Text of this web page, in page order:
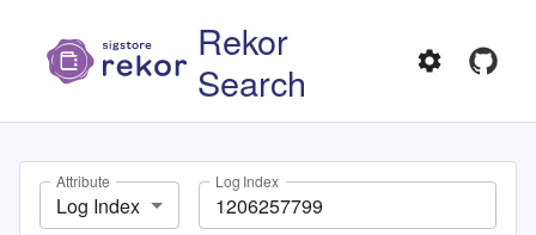
Rekor
Search
Attribute
Log Index
Log Index